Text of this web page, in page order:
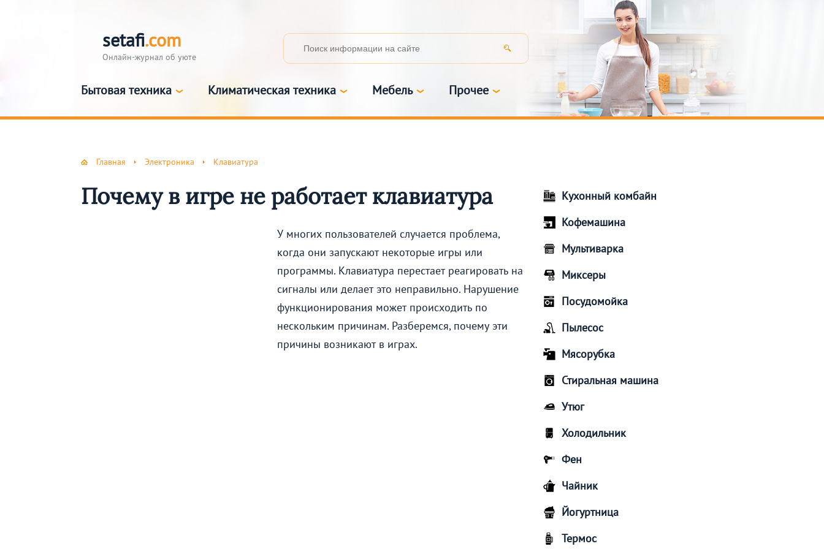
setafi.com
Онлайн-журнал об уюте
Бытовая техника Климатическая техника Мебель Прочее
Главная Электроника Клавиатура
Почему в игре не работает клавиатура
У многих пользователей случается проблема,
когда они запускают некоторые игры или
программы. Клавиатура перестает реагировать на
сигналы или делает это неправильно. Нарушение
функционирования может происходить по
нескольким причинам. Разберемся, почему эти
причины возникают в играх.
Кухонный комбайн
Кофемашина
Мультиварка
Миксеры
Посудомойка
Пылесос
Мясорубка
Стиральная машина
Утюг
Холодильник
Фен
Чайник
Йогуртница
Термос